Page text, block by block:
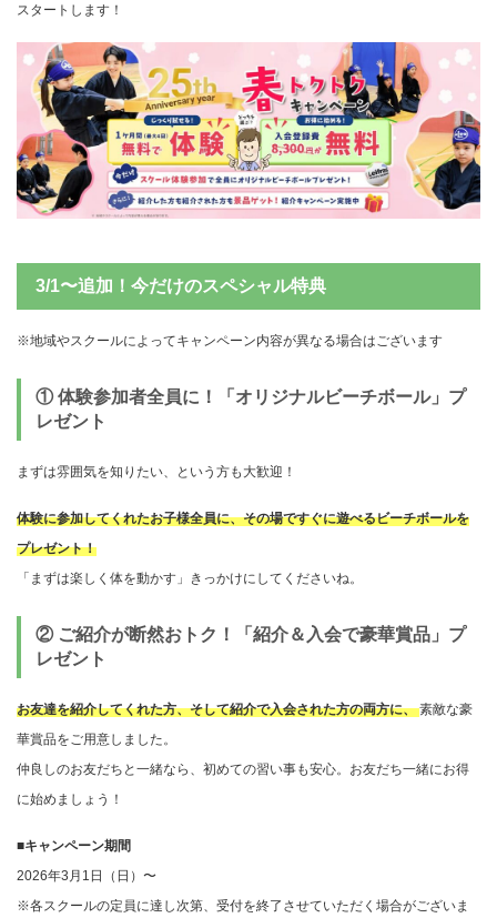
スタートします！
3/1〜追加！今だけのスペシャル特典
※地域やスクールによってキャンペーン内容が異なる場合はございます
① 体験参加者全員に！「オリジナルビーチボール」プ
レゼント
まずは雰囲気を知りたい、という方も大歓迎！
体験に参加してくれたお子様全員に、その場ですぐに遊べるビーチボールを
プレゼント！
「まずは楽しく体を動かす」きっかけにしてくださいね。
② ご紹介が断然おトク！「紹介＆入会で豪華賞品」プ
レゼント
お友達を紹介してくれた方、そして紹介で入会された方の両方に、素敵な豪
華賞品をご用意しました。
仲良しのお友だちと一緒なら、初めての習い事も安心。お友だち一緒にお得
に始めましょう！
■キャンペーン期間
2026年3月1日（日）〜
※各スクールの定員に達し次第、受付を終了させていただく場合がございま